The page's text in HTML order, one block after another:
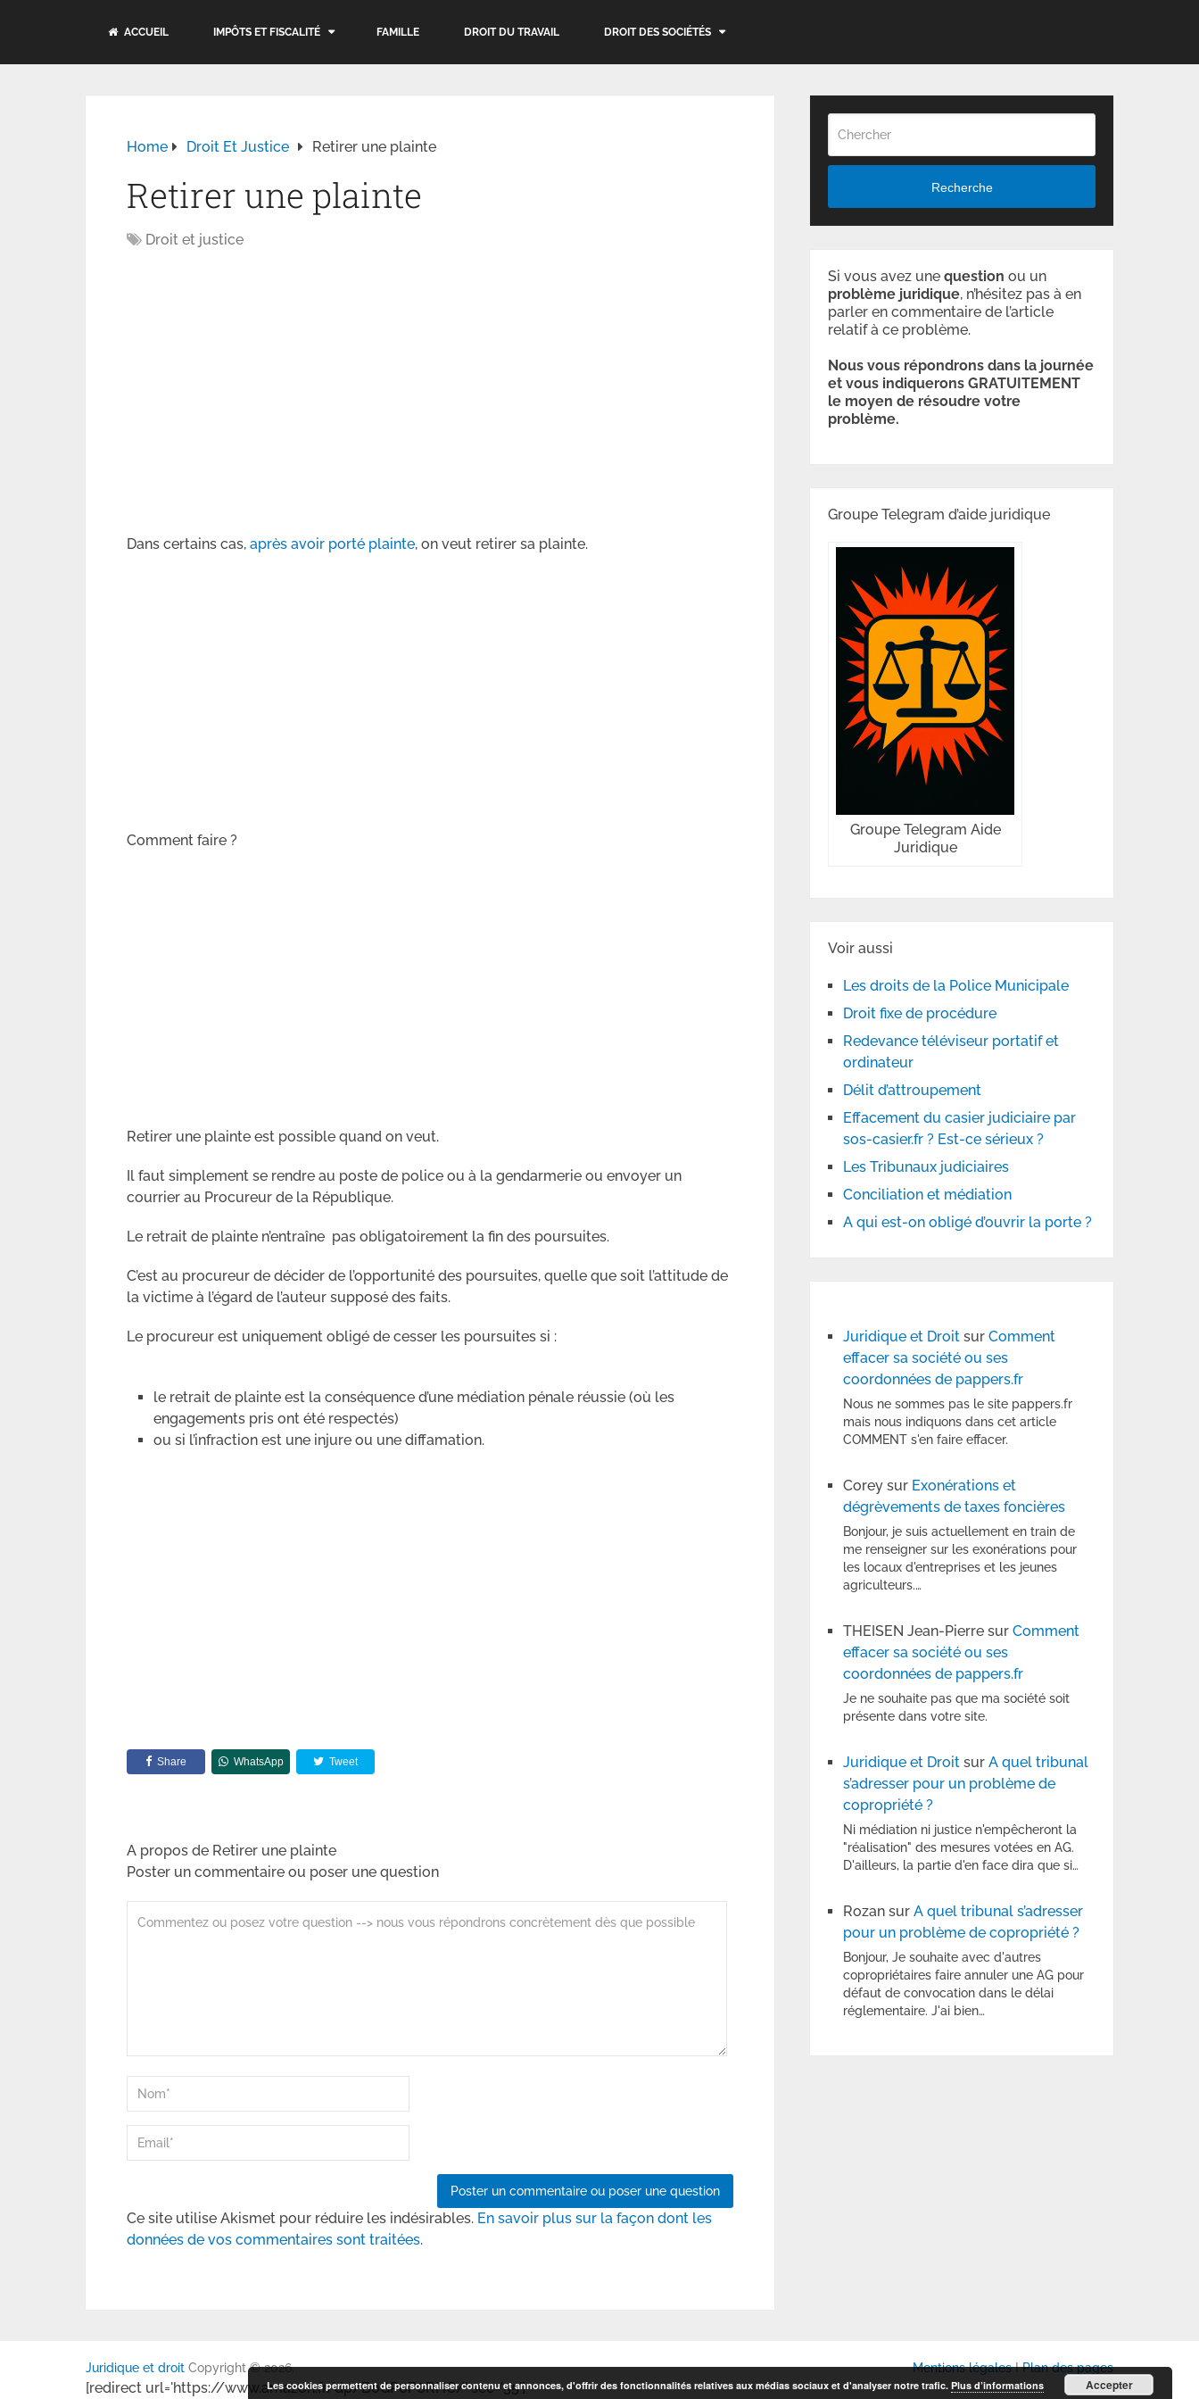
ACCUEIL IMPÔTS ET FISCALITÉ FAMILLE DROIT DU TRAVAIL DROIT DES SOCIÉTÉS
Home Droit Et Justice Retirer une plainte
Retirer une plainte
Droit et justice
Dans certains cas, après avoir porté plainte, on veut retirer sa plainte.
Comment faire ?
Retirer une plainte est possible quand on veut.
Il faut simplement se rendre au poste de police ou à la gendarmerie ou envoyer un
courrier au Procureur de la République.
Le retrait de plainte n’entraîne pas obligatoirement la fin des poursuites.
C’est au procureur de décider de l’opportunité des poursuites, quelle que soit l’attitude de
la victime à l’égard de l’auteur supposé des faits.
Le procureur est uniquement obligé de cesser les poursuites si :
le retrait de plainte est la conséquence d’une médiation pénale réussie (où les
engagements pris ont été respectés)
ou si l’infraction est une injure ou une diffamation.
Share WhatsApp Tweet
A propos de Retirer une plainte
Poster un commentaire ou poser une question
Ce site utilise Akismet pour réduire les indésirables. En savoir plus sur la façon dont les
données de vos commentaires sont traitées.
Recherche
Si vous avez unequestion ou un
problème juridique, n’hésitez pas à en
parler en commentaire de l’article
relatif à ce problème.
Nous vous répondrons dans la journée
et vous indiquerons GRATUITEMENT
le moyen de résoudre votre
problème.
Groupe Telegram d’aide juridique
Groupe Telegram Aide
Juridique
Voir aussi
Les droits de la Police Municipale
Droit fixe de procédure
Redevance téléviseur portatif et
ordinateur
Délit d’attroupement
Effacement du casier judiciaire par
sos-casier.fr ? Est-ce sérieux ?
Les Tribunaux judiciaires
Conciliation et médiation
A qui est-on obligé d’ouvrir la porte ?
Juridique et Droit surComment
effacer sa société ou ses
coordonnées de pappers.fr
Nous ne sommes pas le site pappers.fr
mais nous indiquons dans cet article
COMMENT s'en faire effacer.
Corey sur Exonérations et
dégrèvements de taxes foncières
Bonjour, je suis actuellement en train de
me renseigner sur les exonérations pour
les locaux d'entreprises et les jeunes
agriculteurs.…
THEISEN Jean-Pierre surComment
effacer sa société ou ses
coordonnées de pappers.fr
Je ne souhaite pas que ma société soit
présente dans votre site.
Juridique et Droit surA quel tribunal
s’adresser pour un problème de
copropriété ?
Ni médiation ni justice n'empêcheront la
"réalisation" des mesures votées en AG.
D'ailleurs, la partie d'en face dira que si…
Rozan surA quel tribunal s’adresser
pour un problème de copropriété ?
Bonjour, Je souhaite avec d'autres
copropriétaires faire annuler une AG pour
défaut de convocation dans le délai
réglementaire. J'ai bien…
Juridique et droit Copyright © 2026. Mentions légalesIPlan des pages
[redirect url='https://www.amazon.fr/dp/B0GP6P6RHC/' sec='55']
Les cookies permettent de personnaliser contenu et annonces, d'offrir des fonctionnalités relatives aux médias sociaux et d'analyser notre trafic. Plus d’informations Accepter